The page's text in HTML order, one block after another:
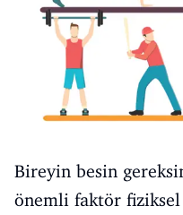
Bireyin besin
önemli faktör